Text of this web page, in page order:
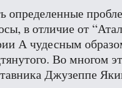
определенные
в отличие от
А чудесным
Во многом
Джузеппе